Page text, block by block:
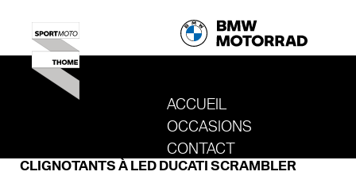
ACCUEIL
REVENIR AU SITE DE SPORT MOTO
OCCASIONS
CONTACT
CLIGNOTANTS À LED DUCATI SCRAMBLER